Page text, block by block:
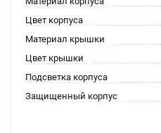
Цвет корпуса
Материал крышки
Цвет крышки
Подсветка корпуса
Защищенный корпус